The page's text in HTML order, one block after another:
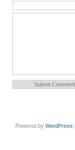
Powered byWordPress